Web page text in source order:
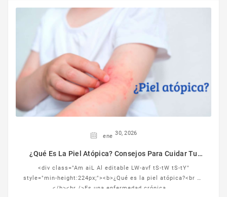
ene 30, 2026
¿Qué Es La Piel Atópica? Consejos Para Cuidar Tu
<div class="Am aiL Al editable LW-avf tS-tW tS-tY"
style="min-height:224px;"><b>¿Qué es la piel atópica?<br />
</b><br />Es una enfermedad crónica ...